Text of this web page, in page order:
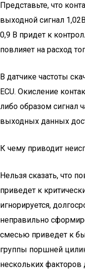
Представьте, что
выходной сигнал
0,9 В придет к
повлияет на расход
В датчике частоты
ECU. Окисление
либо образом сигнал
выходных данных
К чему приводит
Нельзя сказать, что
приведет к
игнорируется,
неправильно
смесью приведет к
группы поршней
нескольких